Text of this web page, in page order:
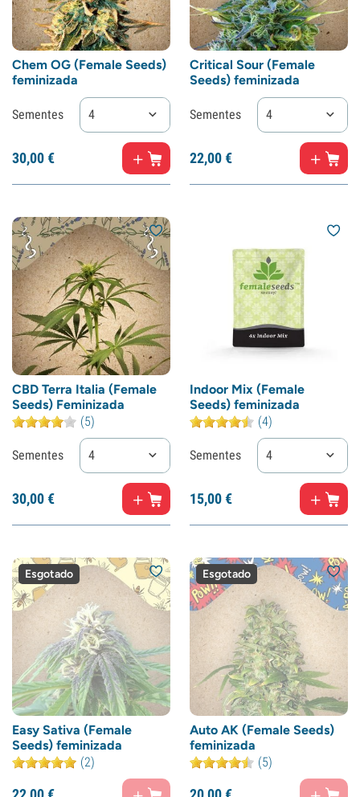
Chem OG (Female Seeds)
feminizada
Sementes 4
30,00€
Critical Sour (Female
Seeds) feminizada
Sementes 4
22,00€
CBD Terra Italia (Female
Seeds) Feminizada
(5)
Sementes 4
30,00€
Indoor Mix (Female
Seeds) feminizada
(4)
Sementes 4
15,00€
Esgotado
Easy Sativa (Female
Seeds) feminizada
(2)
Esgotado
Auto AK (Female Seeds)
feminizada
(5)